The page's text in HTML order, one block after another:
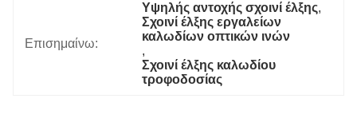
Επισημαίνω:
Υψηλής αντοχής σχοινί έλξης,
Σχοινί έλξης εργαλείων
καλωδίων οπτικών ινών
,
Σχοινί έλξης καλωδίου
τροφοδοσίας